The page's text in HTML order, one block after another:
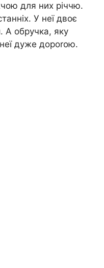
для них річчю.
У неї двоє
А обручка, яку
дуже дороrою.